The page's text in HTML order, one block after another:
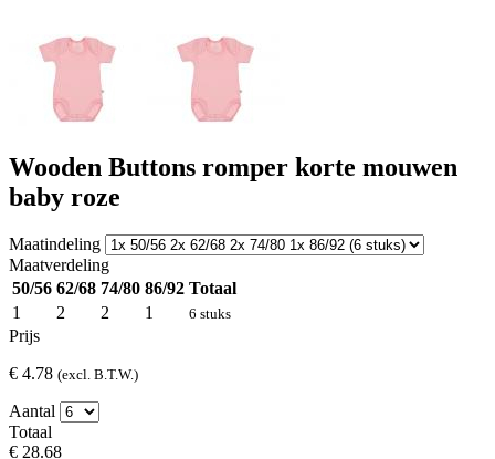
Wooden Buttons romper korte mouwen
baby roze
Maatindeling
Maatverdeling
50/56 62/68 74/80 86/92 Totaal
1
2 2 1 6 stuks
Prijs
€ 4.78 (excl. B.T.W.)
Aantal
Totaal
€ 28.68